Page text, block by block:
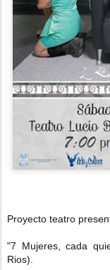
Proyecto teatro
"7 Mujeres, cada
Rios).